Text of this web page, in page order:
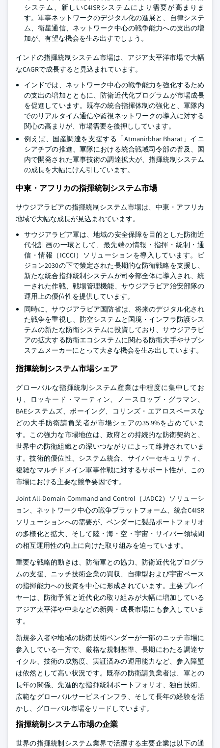
システム、新しいC4ISRシステムにより需要が高まりま
す。軍事ネットワークのデジタル化の進展と、自律システ
ム、衛星通信、ネットワーク中心の戦争能力への支出の増
加が、有望な機会を生み出すでしょう。
インドの指揮統制システム市場は、アジア太平洋市場で大幅
なCAGRで成長すると見込まれています。
インドでは、ネットワーク中心の戦争能力を強化するため
の支出の増加とともに、防衛近代化プログラムが市場成長
を促進しています。既存の統合指揮体制の強化と、軍隊内
でのリアルタイム通信や監視ネットワークの導入に対する
関心の高まりが、市場需要を後押ししています。
例えば、国産調達を支援する「Atmanirbhar Bharat」イニ
シアチブの推進、軍隊における統合戦域司令部の普及、国
内で開発された軍事技術の調達拡大が、指揮統制システム
の成長を大幅にけん引しています。
中東・アフリカの指揮統制システム市場
サウジアラビアの指揮統制システム市場は、中東・アフリカ
地域で大幅な成長が見込まれています。
サウジアラビア軍は、地域の安全保障を目的とした防衛近
代化計画の一環として、最先端の情報・指揮・統制・通
信・情報（ICCCI）ソリューションを導入しています。ビ
ジョン2030の下で策定された長期的な防衛戦略を支援し、
新たな統合指揮統制システムが司令部全体に導入され、統
一された作戦、戦場管理機能、サウジアラビア治安部隊の
運用上の優位性を提供しています。
同時に、サウジアラビア国防省は、将来のデジタル化され
た戦争を重視し、防空システムと国境・インフラ防護シス
テムの新たな防衛システムに投資しており、サウジアラビ
アの拡大する防衛エコシステムに関わる防衛大手やサブシ
ステムメーカーにとって大きな機会を生み出しています。
指揮統制システム市場シェア
グローバルな指揮統制システム産業は中程度に集中してお
り、ロッキード・マーティン、ノースロップ・グラマン、
BAEシステムズ、ボーイング、コリンズ・エアロスペースな
どの大手防衛請負業者が市場シェアの35.9%を占めていま
す。この強力な市場地位は、政府との持続的な防衛契約と、
世界中の防衛組織との深いつながりによって維持されていま
す。技術的優位性、システム統合、サイバーセキュリティ、
複雑なマルチドメイン軍事作戦に対するサポート性が、この
市場における主要な競争要因です。
Joint All-Domain Command and Control（JADC2）ソリューシ
ョン、ネットワーク中心の戦争プラットフォーム、統合C4ISR
ソリューションへの需要が、ベンダーに製品ポートフォリオ
の多様化と拡大、そして陸・海・空・宇宙・サイバー領域間
の相互運用性の向上に向けた取り組みを迫っています。
重要な戦略的動きは、防衛軍との協力、防衛近代化プログラ
ムの支援、ニッチ技術企業の買収、自律型および宇宙ベース
の指揮能力への投資を中心に形成されています。主要プレイ
ヤーは、防衛予算と近代化の取り組みが大幅に増加している
アジア太平洋や中東などの新興・成長市場にも参入していま
す。
新規参入者や地域の防衛技術ベンダーが一部のニッチ市場に
参入している一方で、厳格な規制基準、長期にわたる調達サ
イクル、技術の成熟度、実証済みの運用能力など、参入障壁
は依然として高い状況です。既存の防衛請負業者は、軍との
長年の関係、先進的な指揮統制ポートフォリオ、独自技術、
広範なグローバルサービスインフラ、そして長年の経験を活
かし、グローバル市場をリードしています。
指揮統制システム市場の企業
世界の指揮統制システム業界で活躍する主要企業は以下の通